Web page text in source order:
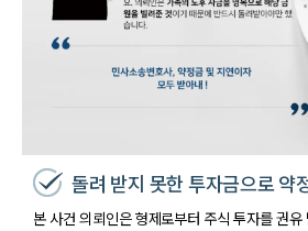
돌려 받지 못한 투자금으로 약
본 사건 의뢰인은 형제로부터 주식 투자를 권